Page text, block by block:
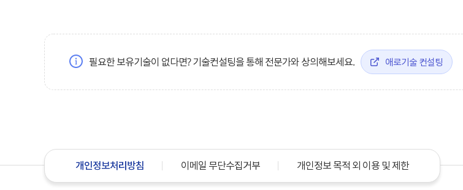
필요한 보유기술이 없다면? 기술컨설팅을 통해 전문가와 상의해보세요. 애로기술 컨설팅
개인정보처리방침 이메일 무단수집거부 개인정보 목적 외 이용 및 제한